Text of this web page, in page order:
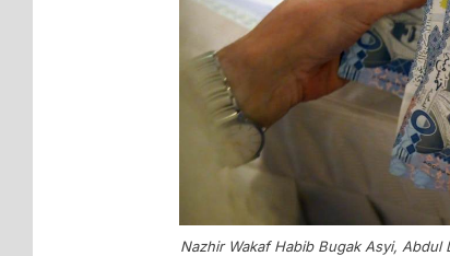
Nazhir Wakaf Habib Bugak Asyi,